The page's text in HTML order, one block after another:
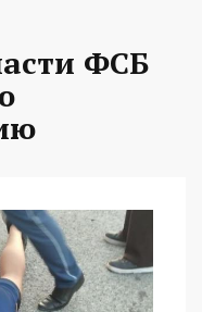
ФСБ